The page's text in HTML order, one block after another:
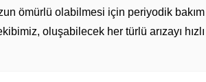
ömürlü olabilmesi için periyodik bakım
oluşabilecek her türlü arızayı hızlı